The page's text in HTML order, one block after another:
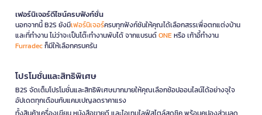
เฟอร์นิเจอร์ดีไซน์ครบฟังก์ชั่น
นอกจากนี้ B2S ยังมีเฟอร์นิเจอร์ครบทุกฟังก์ชันให้คุณได้เลือกสรรเพื่อตกแต่งบ้าน
และที่ทำงาน ไม่ว่าจะเป็นโต๊ะทำงานพับได้ จากแบรนด์ONEหรือ เก้าอี้ทำงาน
Furradecก็มีให้เลือกครบครัน
โปรโมชั่นและสิทธิพิเศษ
B2S จัดเต็มโปรโมชั่นและสิทธิพิเศษมากมายให้คุณเลือกช้อปออนไลน์ได้อย่างจุใจ
อัปเดตทุกเดือนกับแคมเปญลดราคาแรง